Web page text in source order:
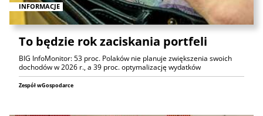
INFORMACJE
To będzie rok zaciskania portfeli
BIG InfoMonitor: 53 proc. Polaków nie planuje zwiększenia swoich
dochodów w 2026 r., a 39 proc. optymalizację wydatków
Zespół wGospodarce